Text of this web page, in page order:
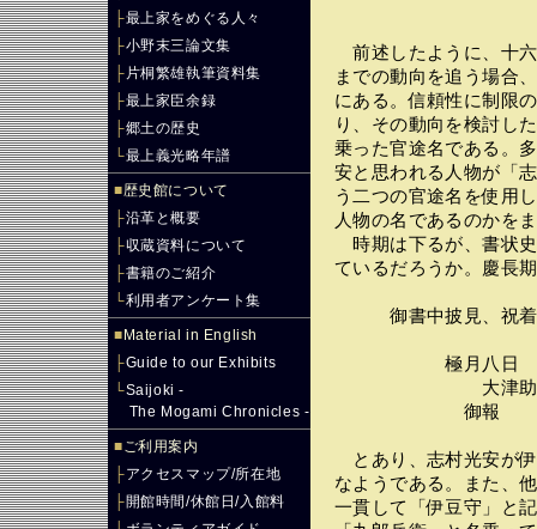
├最上家をめぐる人々
├小野末三論文集
├ 片桐繁雄執筆資料集
├最上家臣余録
├郷土の歴史
└最上義光略年譜
■歴史館について
├沿革と概要
├収蔵資料について
├書籍のご紹介
└利用者アンケート集
■ Material in English
├Guide to our Exhibits
└Saijoki -
The Mogami Chronicles -
■ご利用案内
├アクセスマップ/所在地
├開館時間/休館日/入館料
前述したように、十
までの動向を追う場合
にある。信頼性に制限
り、その動向を検討し
乗った官途名である。
安と思われる人物が「
う二つの官途名を使用
人物の名であるのかを
時期は下るが、書状
ているだろうか。慶長
御書中披見、祝着之
極月八
大津助丞
御報 (注
とあり、志村光安が
なようである。また、
一貫して「伊豆守」と